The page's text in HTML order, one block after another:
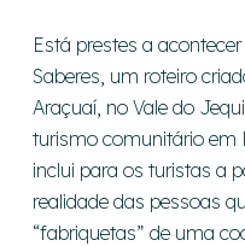
Está prestes a
Saberes, um roteiro
Araçuaí, no Vale do
turismo comunitário em
inclui para os turistas a
realidade das pessoas
“fabriquetas” de uma